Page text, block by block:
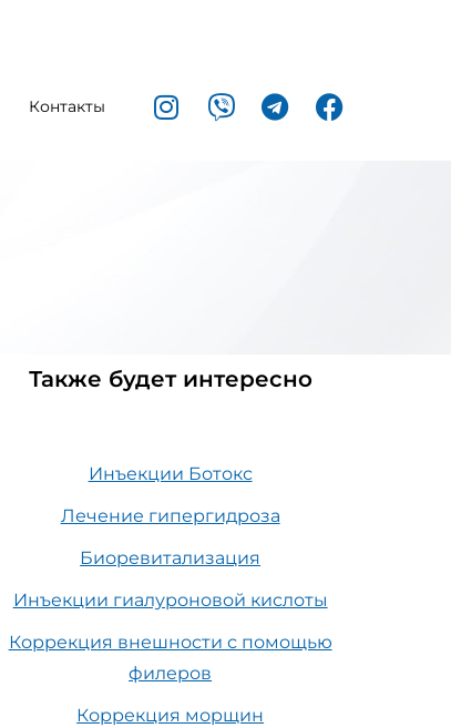
Контакты
Также будет интересно
Инъекции Ботокс
Лечение гипергидроза
Биоревитализация
Инъекции гиалуроновой кислоты
Коррекция внешности с помощью
филеров
Коррекция морщин